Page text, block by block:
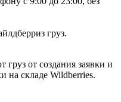
груз.
от создания заявки и
на складе Wildberries.